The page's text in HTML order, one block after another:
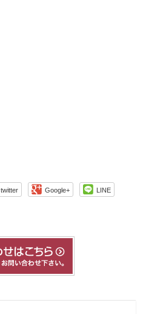
twitter Google+ LINE